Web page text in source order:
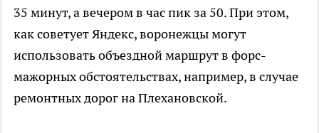
35 минут, а вечером в час пик за 50. При этом,
как советует Яндекс, воронежцы могут
использовать объездной маршрут в форс-
мажорных обстоятельствах, например, в случае
ремонтных дорог на Плехановской.